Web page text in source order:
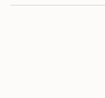
la